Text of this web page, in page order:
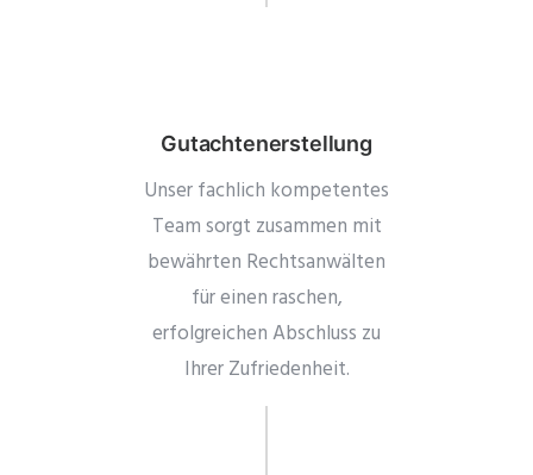
Gutachtenerstellung
Unser fachlich kompetentes
Team sorgt zusammen mit
bewährten Rechtsanwälten
für einen raschen,
erfolgreichen Abschluss zu
Ihrer Zufriedenheit.